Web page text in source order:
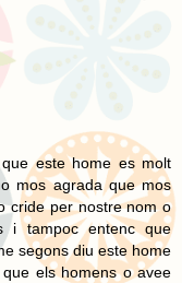
este home es molt
mos agrada que mos
cride per nostre nom o
i tampoc entenc que
segons diu este home
els homens o avee